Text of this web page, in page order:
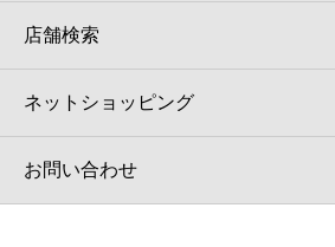
店舗検索
ネットショッピング
お問い合わせ